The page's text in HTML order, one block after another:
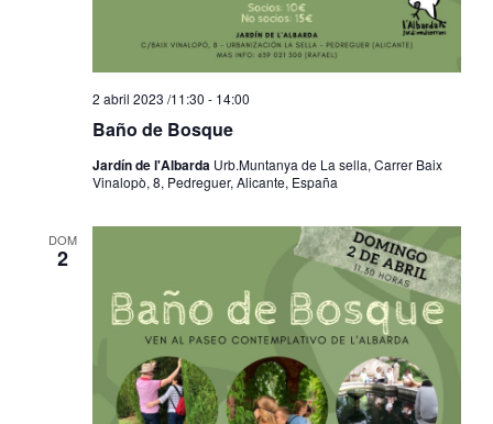
Baño de Bosque
2 abril 2023 /11:30 - 14:00
Jardín de l'Albarda Urb.Muntanya de La sella, Carrer Baix
Vinalopò, 8, Pedreguer, Alicante, España
DOM
2